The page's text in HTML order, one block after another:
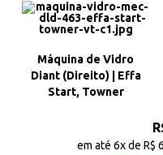
Máquina de Vidro
Diant (Direito) | Effa
Start, Towner
em até 6x de R$